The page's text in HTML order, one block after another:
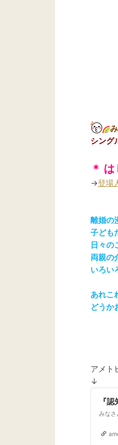
シング
＊
→登場
離婚の
子ども
日々の
両親の
いろい
あれこ
どうか
アメト
↓
『